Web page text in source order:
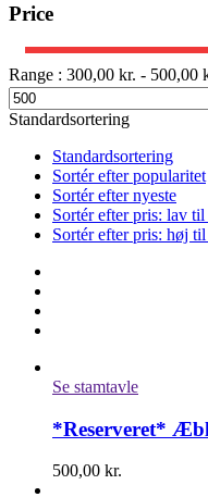
Price
Range : 300,00 kr. - 500,00
Standardsortering
Standardsortering
Sortér efter popularitet
Sortér efter nyeste
Sortér efter pris: lav til
Sortér efter pris: høj
Se stamtavle
*Reserveret*
500,00 kr.